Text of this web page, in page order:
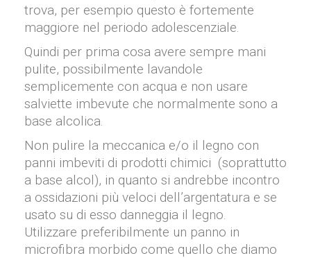
trova, per esempio questo è fortemente
maggiore nel periodo adolescenziale.
Quindi per prima cosa avere sempre mani
pulite, possibilmente lavandole
semplicemente con acqua e non usare
salviette imbevute che normalmente sono a
base alcolica.
Non pulire la meccanica e/o il legno con
panni imbeviti di prodotti chimici (soprattutto
a base alcol), in quanto si andrebbe incontro
a ossidazioni più veloci dell’argentatura e se
usato su di esso danneggia il legno.
Utilizzare preferibilmente un panno in
microfibra morbido come quello che diamo